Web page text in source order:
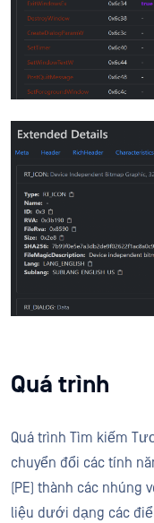
Quá trình
Quá trình Tìm kiếm
chuyển đổi các tính
(PE) thành các nhúng
liệu dưới dạng các